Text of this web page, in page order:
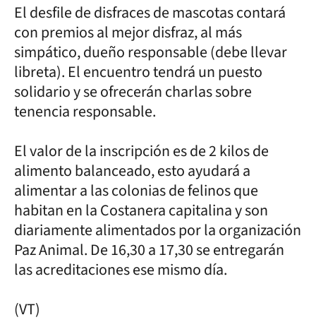
El desfile de disfraces de mascotas contará
con premios al mejor disfraz, al más
simpático, dueño responsable (debe llevar
libreta). El encuentro tendrá un puesto
solidario y se ofrecerán charlas sobre
tenencia responsable.
El valor de la inscripción es de 2 kilos de
alimento balanceado, esto ayudará a
alimentar a las colonias de felinos que
habitan en la Costanera capitalina y son
diariamente alimentados por la organización
Paz Animal. De 16,30 a 17,30 se entregarán
las acreditaciones ese mismo día.
(VT)